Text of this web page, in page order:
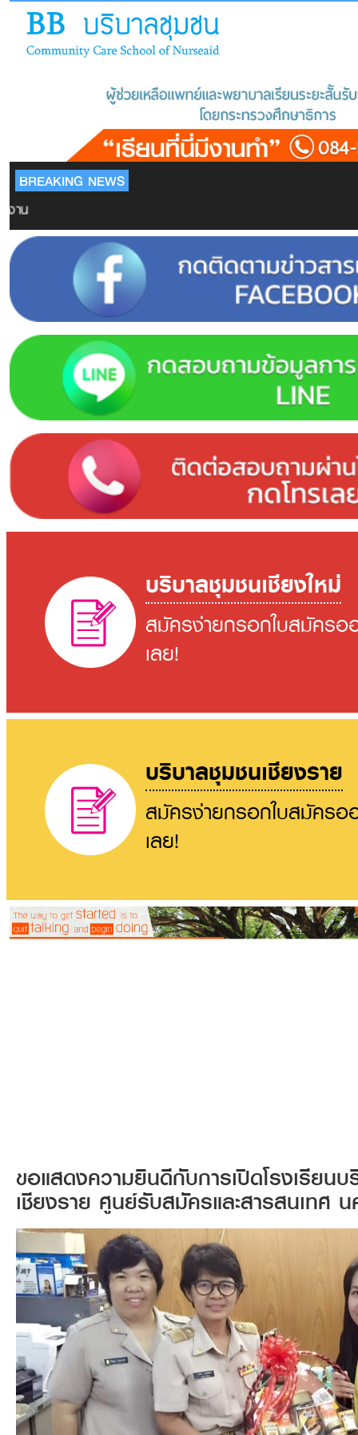
BREAKING NEWS
น
บริบาลชุมชนเชียงใหม่
สมัครง่ายกรอกใบสมัครอ
เลย!
บริบาลชุมชนเชียงราย
สมัครง่ายกรอกใบสมัครอ
เลย!
ขอแสดงความยินดีกับการเปิดโรงเรียน
เชียงราย ศูนย์รับสมัครและสารสนเทศ